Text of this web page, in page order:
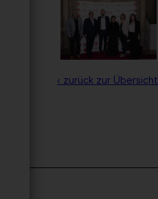
‹ zurück zur Übersicht